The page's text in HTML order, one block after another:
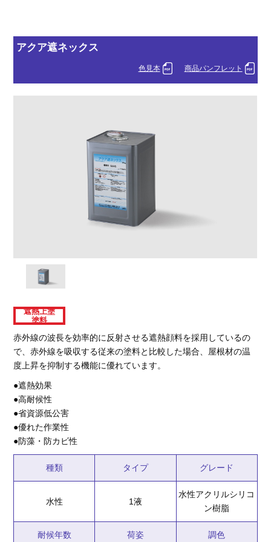
アクア遮ネックス
色見本 商品パンフレット
遮熱上塗
塗料
赤外線の波長を効率的に反射させる遮熱顔料を採用しているの
で、赤外線を吸収する従来の塗料と比較した場合、屋根材の温
度上昇を抑制する機能に優れています。
●遮熱効果
●高耐候性
●省資源低公害
●優れた作業性
●防藻・防カビ性
種類
水性
タイプ
1液
グレード
水性アクリルシリコ
ン樹脂
耐候年数 荷姿 調色